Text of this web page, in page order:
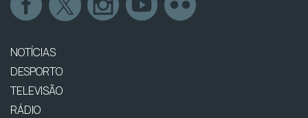
NOTÍCIAS
DESPORTO
TELEVISÃO
RÁDIO